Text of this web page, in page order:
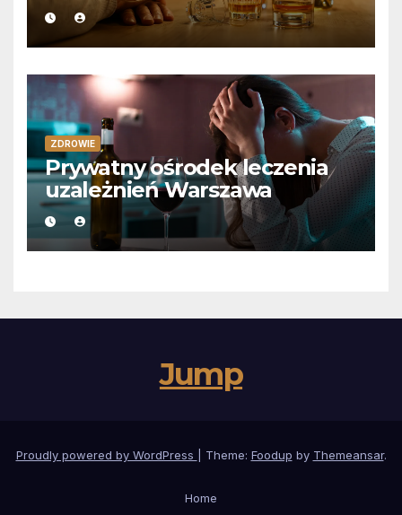
ZDROWIE
Prywatny ośrodek leczenia
uzależnień Warszawa
Jump
Proudly powered by WordPress Theme: Foodup by Themeansar.
Home